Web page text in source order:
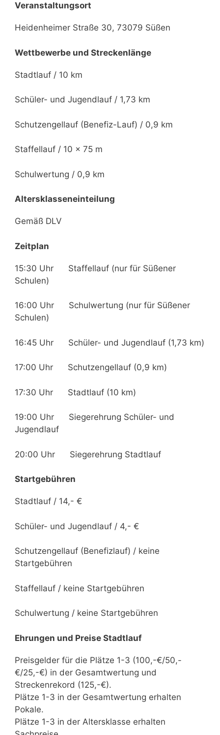
Veranstaltungsort
Heidenheimer Straße 30, 73079 Süßen
Wettbewerbe und Streckenlänge
Stadtlauf / 10 km
Schüler- und Jugendlauf / 1,73 km
Schutzengellauf (Benefiz-Lauf) / 0,9 km
Staffellauf / 10 x 75 m
Schulwertung / 0,9 km
Altersklasseneinteilung
Gemäß DLV
Zeitplan
15:30 Uhr Staffellauf (nur für Süßener
Schulen)
16:00 Uhr Schulwertung (nur für Süßener
Schulen)
16:45 Uhr Schüler- und Jugendlauf (1,73 km)
17:00 Uhr Schutzengellauf (0,9 km)
17:30 Uhr Stadtlauf (10 km)
19:00 Uhr Siegerehrung Schüler- und
Jugendlauf
20:00 Uhr Siegerehrung Stadtlauf
Startgebühren
Stadtlauf / 14,- €
Schüler- und Jugendlauf / 4,- €
Schutzengellauf (Benefizlauf) / keine
Startgebühren
Staffellauf / keine Startgebühren
Schulwertung / keine Startgebühren
Ehrungen und Preise Stadtlauf
Preisgelder für die Plätze 1-3 (100,-€/50,-
€/25,-€) in der Gesamtwertung und
Streckenrekord (125,-€).
Plätze 1-3 in der Gesamtwertung erhalten
Pokale.
Plätze 1-3 in der Altersklasse erhalten